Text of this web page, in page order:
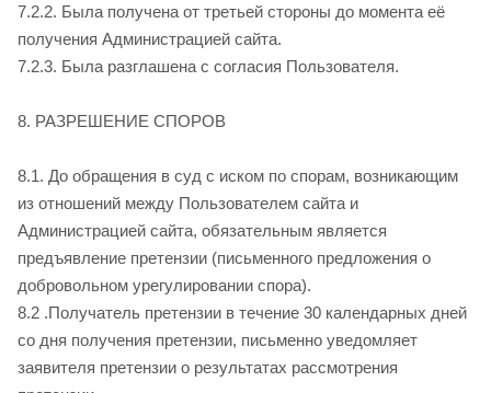
7.2.2. Была получена от третьей стороны до момента её
получения Администрацией сайта.
7.2.3. Была разглашена с согласия Пользователя.
8. РАЗРЕШЕНИЕ СПОРОВ
8.1. До обращения в суд с иском по спорам, возникающим
из отношений между Пользователем cайта и
Администрацией сайта, обязательным является
предъявление претензии (письменного предложения о
добровольном урегулировании спора).
8.2 .Получатель претензии в течение 30 календарных дней
со дня получения претензии, письменно уведомляет
заявителя претензии о результатах рассмотрения